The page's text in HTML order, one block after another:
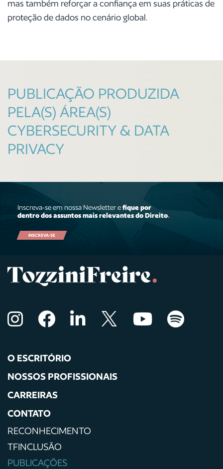
mas também reforçar a confiança em suas práticas de
proteção de dados no cenário global.
PUBLICAÇÃO PRODUZIDA
PELA(S) ÁREA(S)
CYBERSECURITY & DATA
PRIVACY
Inscreva-se em nossa Newsletter efique por
dentro dos assuntos mais relevantes do Direito.
INSCREVA-SE
O ESCRITÓRIO
NOSSOS PROFISSIONAIS
CARREIRAS
CONTATO
RECONHECIMENTO
TFINCLUSÃO
PUBLICAÇÕES